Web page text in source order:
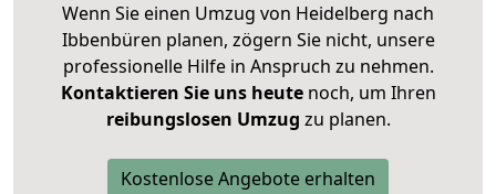
Wenn Sie einen Umzug von Heidelberg nach
Ibbenbüren planen, zögern Sie nicht, unsere
professionelle Hilfe in Anspruch zu nehmen.
Kontaktieren Sie uns heutenoch, um Ihren
reibungslosen Umzug zu planen.
Kostenlose Angebote erhalten